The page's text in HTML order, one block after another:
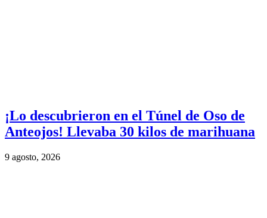
¡Lo descubrieron en el Túnel de Oso de
Anteojos! Llevaba 30 kilos de marihuana
9 agosto, 2026